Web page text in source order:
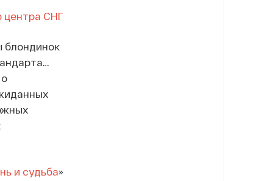
центра СНГ
блондинок
и судьба»